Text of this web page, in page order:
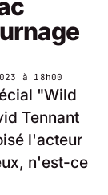
à 18h00
"Wild
Tennant
l'acteur
n'est-ce